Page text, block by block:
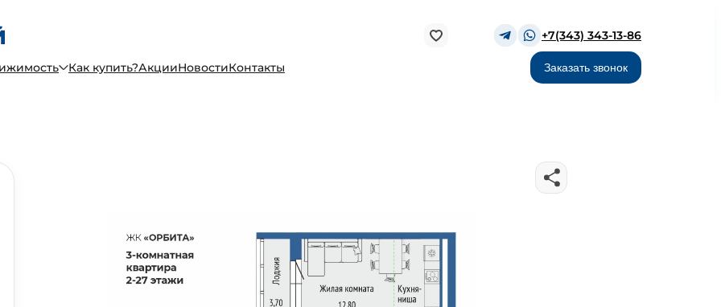
+7(343) 343-13-86
Как купить?АкцииНовостиКонтакты Заказать звонок